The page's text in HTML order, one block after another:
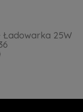
Ładowarka 25W